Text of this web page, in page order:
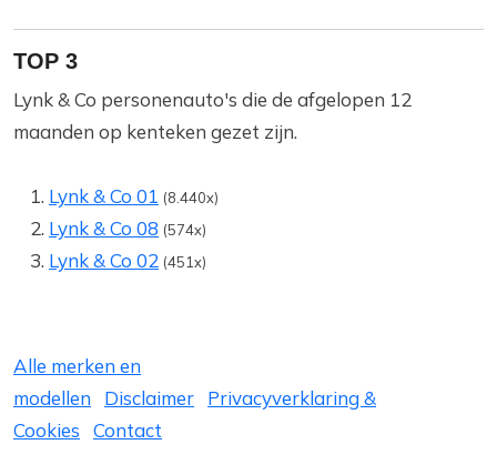
TOP 3
Lynk & Co personenauto's die de afgelopen 12
maanden op kenteken gezet zijn.
Lynk & Co 01 (8.440x)
Lynk & Co 08 (574x)
Lynk & Co 02 (451x)
Alle merken en
modellen
Disclaimer
Privacyverklaring &
Cookies
Contact